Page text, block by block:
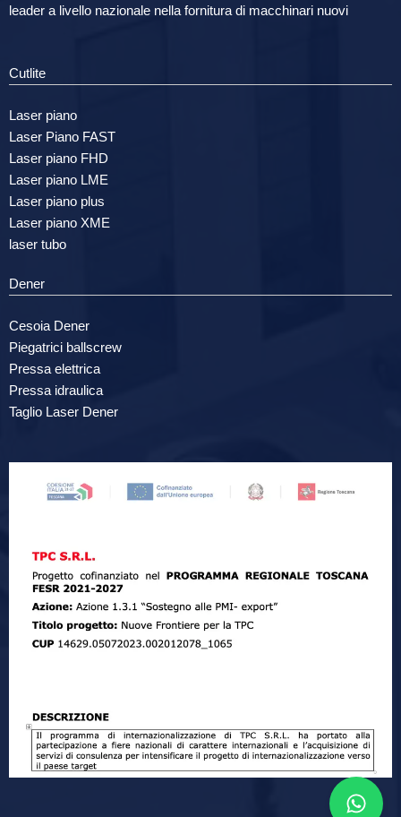
leader a livello nazionale nella fornitura di macchinari nuovi
Cutlite
Laser piano
Laser Piano FAST
Laser piano FHD
Laser piano LME
Laser piano plus
Laser piano XME
laser tubo
Dener
Cesoia Dener
Piegatrici ballscrew
Pressa elettrica
Pressa idraulica
Taglio Laser Dener